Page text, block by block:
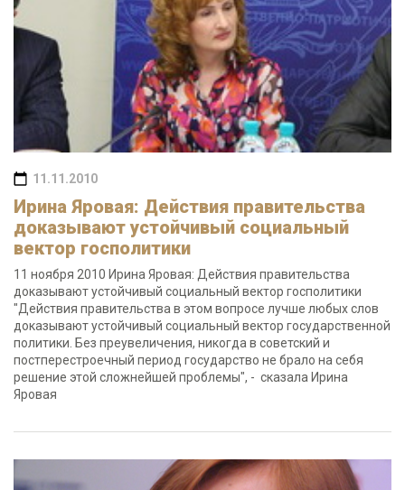
11.11.2010
Ирина Яровая: Действия правительства
доказывают устойчивый социальный
вектор госполитики
11 ноября 2010 Ирина Яровая: Действия правительства
доказывают устойчивый социальный вектор госполитики
"Действия правительства в этом вопросе лучше любых слов
доказывают устойчивый социальный вектор государственной
политики. Без преувеличения, никогда в советский и
постперестроечный период государство не брало на себя
решение этой сложнейшей проблемы", - сказала Ирина
Яровая